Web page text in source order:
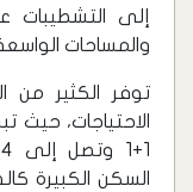
إلى التشطيبات
والمساحات
توفر الكثير من
الاحتياجات،
السكن الكبيرة